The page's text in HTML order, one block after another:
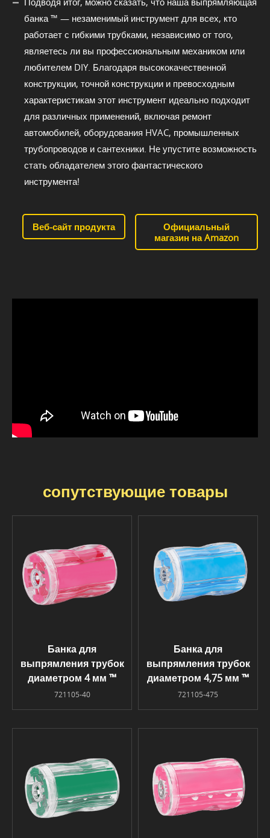
банка ™ — незаменимый инструмент для всех, кто
работает с гибкими трубками, независимо от того,
являетесь ли вы профессиональным механиком или
любителем DIY. Благодаря высококачественной
конструкции, точной конструкции и превосходным
характеристикам этот инструмент идеально подходит
для различных применений, включая ремонт
автомобилей, оборудования HVAC, промышленных
трубопроводов и сантехники. Не упустите возможность
стать обладателем этого фантастического
инструмента!
Веб-сайт продукта
Официальный
магазин на Amazon
сопутствующие товары
Банка для
выпрямления трубок
диаметром 4 мм ™
721105-40
Банка для
выпрямления трубок
диаметром 4,75 мм ™
721105-475